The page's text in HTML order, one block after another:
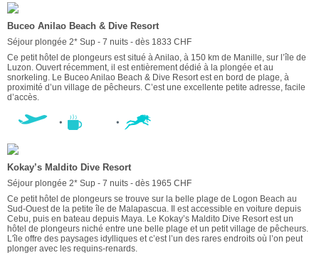
Buceo Anilao Beach & Dive Resort
Séjour plongée 2* Sup - 7 nuits - dès 1833 CHF
Ce petit hôtel de plongeurs est situé à Anilao, à 150 km de Manille, sur l’île de
Luzon. Ouvert récemment, il est entièrement dédié à la plongée et au
snorkeling. Le Buceo Anilao Beach & Dive Resort est en bord de plage, à
proximité d’un village de pêcheurs. C’est une excellente petite adresse, facile
d’accès.
Kokay’s Maldito Dive Resort
Séjour plongée 2* Sup - 7 nuits - dès 1965 CHF
Ce petit hôtel de plongeurs se trouve sur la belle plage de Logon Beach au
Sud-Ouest de la petite île de Malapascua. Il est accessible en voiture depuis
Cebu, puis en bateau depuis Maya. Le Kokay’s Maldito Dive Resort est un
hôtel de plongeurs niché entre une belle plage et un petit village de pêcheurs.
L'île offre des paysages idylliques et c’est l’un des rares endroits où l’on peut
plonger avec les requins-renards.